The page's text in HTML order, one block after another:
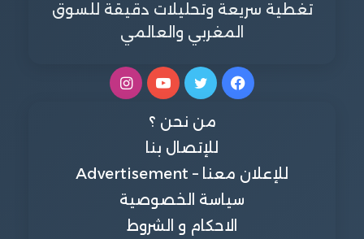
تغطية سريعة وتحليلات دقيقة للسوق
المغربي والعالمي
فيسبوكتويتر يوتيوبانستقرام
من نحن ؟
للإتصال بنا
للإعلان معنا – Advertisement
سياسة الخصوصية
الاحكام و الشروط